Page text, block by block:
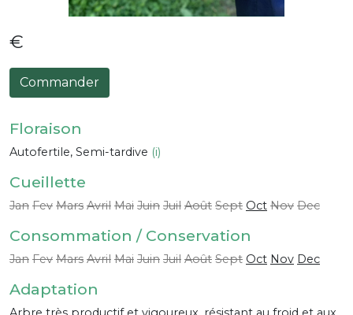
€
Commander
Floraison
Autofertile, Semi-tardive (i)
Cueillette
Jan Fev Mars Avril Mai Juin Juil Août Sept Oct Nov Dec
Consommation / Conservation
Jan Fev Mars Avril Mai Juin Juil Août Sept Oct Nov Dec
Adaptation